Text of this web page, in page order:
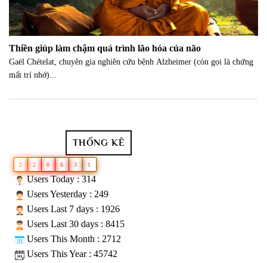
Thiền giúp làm chậm quá trình lão hóa của não
Gaël Chételat, chuyên gia nghiên cứu bệnh Alzheimer (còn gọi là chứng
mất trí nhớ)...
THỐNG KÊ
2 2 0 6 3 1
Users Today : 314
Users Yesterday : 249
Users Last 7 days : 1926
Users Last 30 days : 8415
Users This Month : 2712
Users This Year : 45742